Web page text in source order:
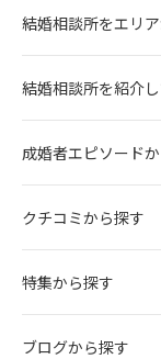
結婚相談所をエリ
結婚相談所を紹介
成婚者エピソード
クチコミから探す
特集から探す
ブログから探す